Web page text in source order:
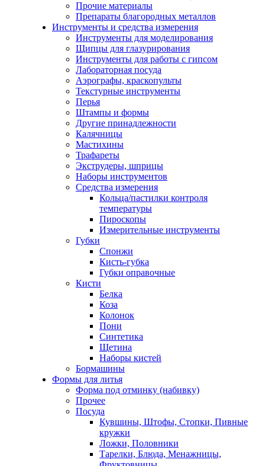
Прочие материалы
Препараты благородных металлов
Инструменты и средства измерения
Инструменты для моделирования
Щипцы для глазурирования
Инструменты для работы с гипсом
Лабораторная посуда
Аэрографы, краскопульты
Текстурные инструменты
Перья
Штампы и формы
Другие принадлежности
Калячницы
Мастихины
Трафареты
Экструдеры, шприцы
Наборы инструментов
Средства измерения
Кольца/пастилки контроля
температуры
Пироскопы
Измерительные инструменты
Губки
Спонжи
Кисть-губка
Губки оправочные
Кисти
Белка
Коза
Колонок
Пони
Синтетика
Щетина
Наборы кистей
Бормашины
Формы для литья
Форма под отминку (набивку)
Прочее
Посуда
Кувшины, Штофы, Стопки, Пивные
кружки
Ложки, Половники
Тарелки, Блюда, Менажницы,